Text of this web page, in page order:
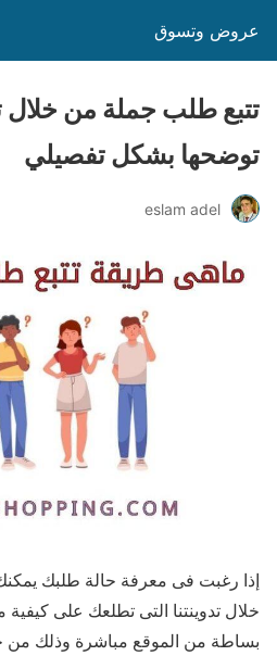
عروض وتسوق
تتبع طلب جملة من خلال
توضحها بشكل تفصيلي
eslam adel
إذا رغبت فى معرفة حالة طلبك
خلال تدوينتنا التى تطلعك على
بساطة من الموقع مباشرة وذلك من